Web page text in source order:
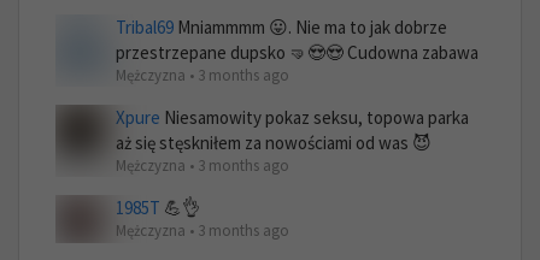
Tribal69 Mniammmm 😛. Nie ma to jak dobrze
przestrzepane dupsko 🤜😍😍 Cudowna zabawa
Mężczyzna • 3 months ago
Xpure Niesamowity pokaz seksu, topowa parka
aż się stęskniłem za nowościami od was 😈
Mężczyzna • 3 months ago
1985T 💪👌
Mężczyzna • 3 months ago